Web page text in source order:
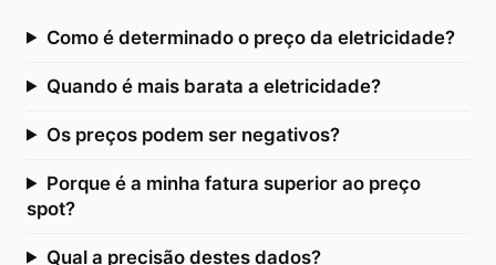
Como é determinado o preço da eletricidade?
Quando é mais barata a eletricidade?
Os preços podem ser negativos?
Porque é a minha fatura superior ao preço
spot?
Qual a precisão destes dados?